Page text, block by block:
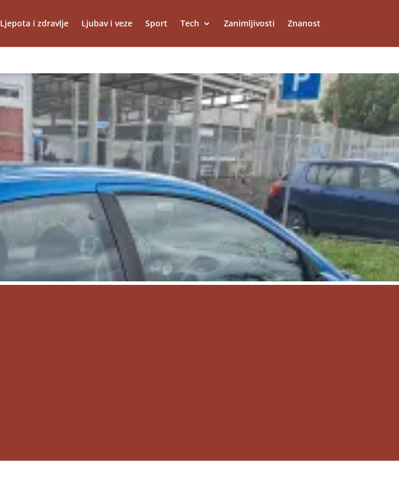
Ljepota i zdravlje Ljubav i veze Sport Tech Zanimljivosti Znanost